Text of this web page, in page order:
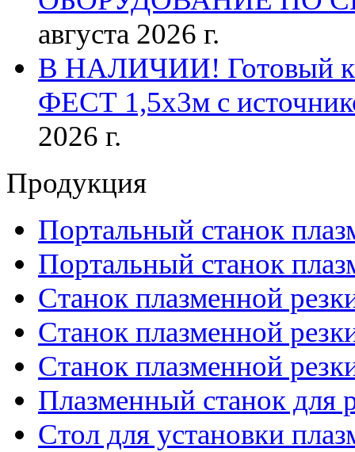
августа 2026 г.
В НАЛИЧИИ! Готовый к
ФЕСТ 1,5х3м с
2026 г.
Продукция
Портальный станок
Портальный станок
Станок плазменной
Станок плазменной
Станок плазменной
Плазменный станок для
Стол для установки